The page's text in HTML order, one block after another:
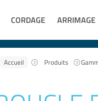
CORDAGE ARRIMAGE
Accueil Produits